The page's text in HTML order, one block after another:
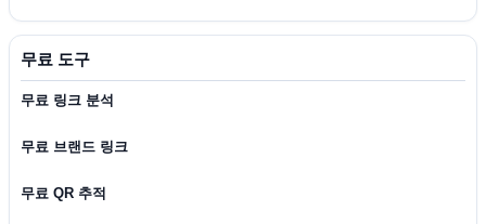
무료 도구
무료 링크 분석
무료 브랜드 링크
무료 QR 추적